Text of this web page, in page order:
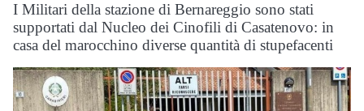
I Militari della stazione di Bernareggio sono stati
supportati dal Nucleo dei Cinofili di Casatenovo: in
casa del marocchino diverse quantità di stupefacenti